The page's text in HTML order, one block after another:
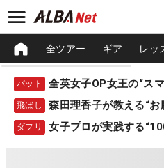
全ツアー ギア レッ
パット 全英女子OP女王の“ス
飛ばし 森田理香子が教える“お
ダフリ 女子プロが実践する